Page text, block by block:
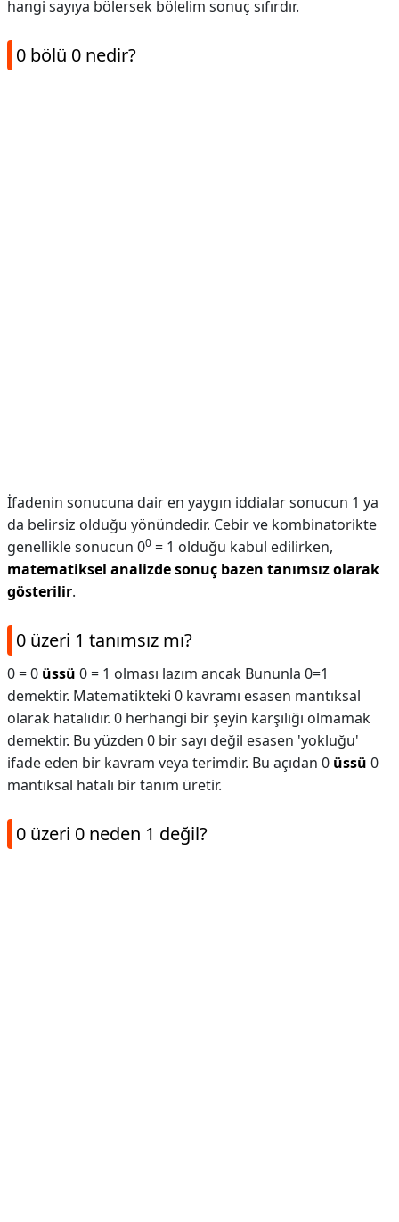
hangi sayıya bölersek bölelim sonuç sıfırdır.
0 bölü 0 nedir?
İfadenin sonucuna dair en yaygın iddialar sonucun 1 ya
da belirsiz olduğu yönündedir. Cebir ve kombinatorikte
genellikle sonucun 00 = 1 olduğu kabul edilirken,
matematiksel analizde sonuç bazen tanımsız olarak
gösterilir.
0 üzeri 1 tanımsız mı?
0 = 0 üssü 0 = 1 olması lazım ancak Bununla 0=1
demektir. Matematikteki 0 kavramı esasen mantıksal
olarak hatalıdır. 0 herhangi bir şeyin karşılığı olmamak
demektir. Bu yüzden 0 bir sayı değil esasen 'yokluğu'
ifade eden bir kavram veya terimdir. Bu açıdan 0 üssü 0
mantıksal hatalı bir tanım üretir.
0 üzeri 0 neden 1 değil?